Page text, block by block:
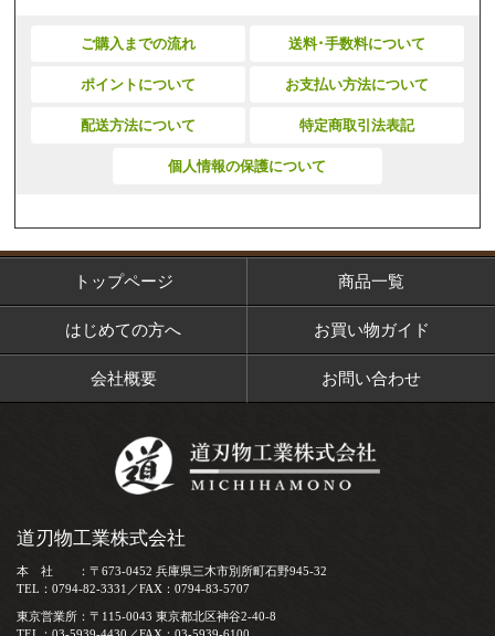
ご購入までの流れ 送料･手数料について
ポイントについて お支払い方法について
配送方法について 特定商取引法表記
個人情報の保護について
トップページ 商品一覧
はじめての方へ お買い物ガイド
会社概要 お問い合わせ
道刃物工業株式会社
本 社 ：〒673-0452 兵庫県三木市別所町石野945-32
TEL：0794-82-3331／FAX：0794-83-5707
東京営業所：〒115-0043 東京都北区神谷2-40-8